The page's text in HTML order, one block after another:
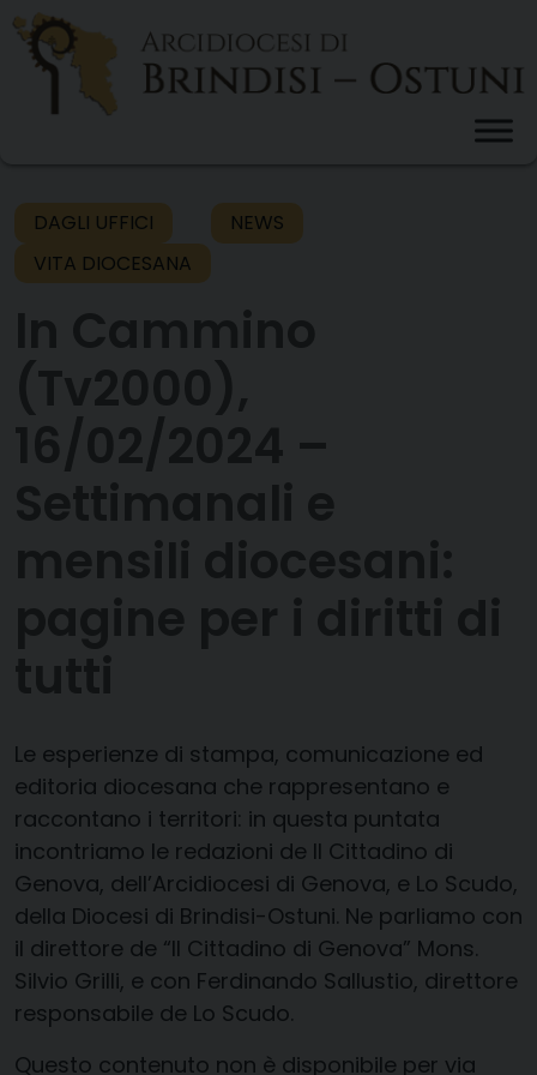
Skip
content
DAGLI UFFICI
NEWS
VITA DIOCESANA
Le esperienze di stampa, comunicazione ed
editoria diocesana che rappresentano e
raccontano i territori: in questa puntata
incontriamo le redazioni de Il Cittadino di
Genova, dell’Arcidiocesi di Genova, e Lo Scudo,
della Diocesi di Brindisi-Ostuni. Ne parliamo con
il direttore de “Il Cittadino di Genova” Mons.
Silvio Grilli, e con Ferdinando Sallustio, direttore
responsabile de Lo Scudo.
Questo contenuto non è disponibile per via